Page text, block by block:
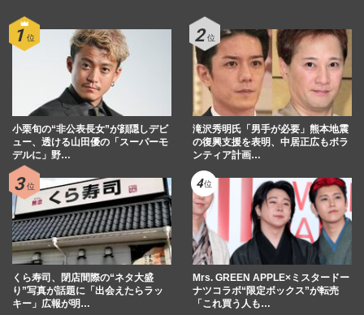
小栗旬の“非公表長女”が顔隠しデビ
ュー、透ける山田優の「スーパーモ
デルに」野…
滝沢秀明氏「男手が必要」熊本地震
の復興支援を表明、中居正広もボラ
ンティア計画…
くら寿司、閉店間際の“ネタ大盛
り”写真が話題に「出会えたらラッ
キー」広報が明…
Mrs. GREEN APPLE×ミスタードー
ナツコラボ“限定ボックス”が転売
「これ買う人も…